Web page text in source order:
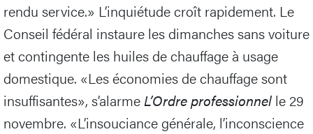
rendu service.» L’inquiétude croît rapidement. Le
Conseil fédéral instaure les dimanches sans voiture
et contingente les huiles de chauffage à usage
domestique. «Les économies de chauffage sont
insuffisantes», s’alarmeL’Ordre professionnel le 29
novembre. «L’insouciance générale, l’inconscience